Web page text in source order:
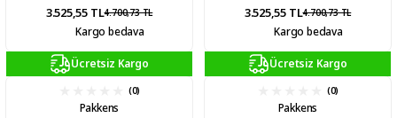
3.525,55 TL4.700,73 TL
Kargo bedava
3.525,55 TL4.700,73 TL
Kargo bedava
Ücretsiz Kargo
(0)
Pakkens
Ücretsiz Kargo
(0)
Pakkens